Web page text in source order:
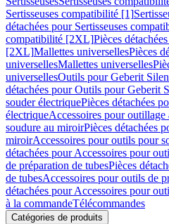
Sertisseuses compatibilité [1]
détachées pour Sertisseuses
compatibilité [2XL]Pièces
[2XL]Mallettes universellesPièces
universellesMallettes universelles
universellesOutils pour Geberit
détachées pour Outils pour Geberit
souder électriquePièces détachées
électriqueAccessoires pour outillage
soudure au miroirPièces détachées
miroirAccessoires pour outils pour
détachées pour Accessoires pour
de préparation de tubesPièces
de tubesAccessoires pour outils de
détachées pour Accessoires pour
à la commandeTélécommandes
Catégories de produits